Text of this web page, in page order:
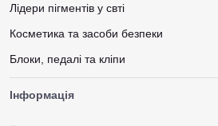
Лідери пігментів у свті
Косметика та засоби безпеки
Блоки, педалі та кліпи
Інформація